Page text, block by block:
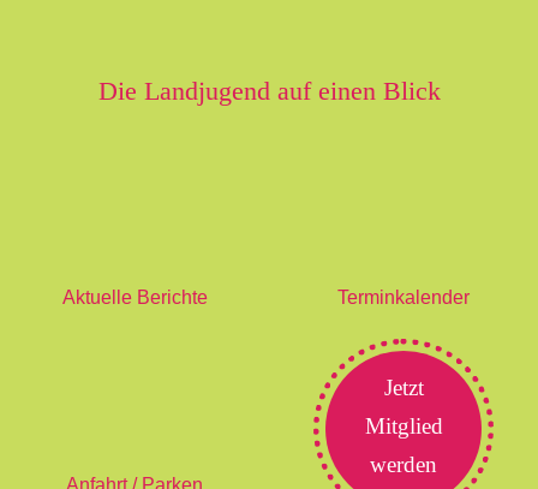
Die Landjugend auf einen Blick
Aktuelle Berichte Terminkalender
Anfahrt / Parken
Jetzt
Mitglied
werden